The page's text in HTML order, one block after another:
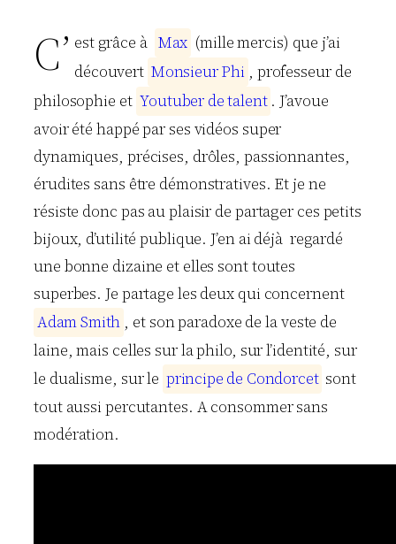
C’ est grâce à Max (mille mercis) que j’ai
découvert MonsieurPhi , professeur de
philosophie et Youtuber detalent . J’avoue
avoir été happé par ses vidéos super
dynamiques, précises, drôles, passionnantes,
érudites sans être démonstratives. Et je ne
résiste donc pas au plaisir de partager ces petits
bijoux, d’utilité publique. J’en ai déjà regardé
une bonne dizaine et elles sont toutes
superbes. Je partage les deux qui concernent
AdamSmith , et son paradoxe de la veste de
laine, mais celles sur la philo, sur l’identité, sur
le dualisme, sur le principe de Condorcet sont
tout aussi percutantes. A consommer sans
modération.